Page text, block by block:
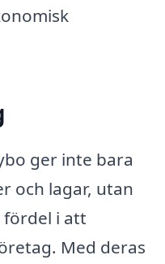
ger inte bara
och lagar, utan
fördel i att
Med deras